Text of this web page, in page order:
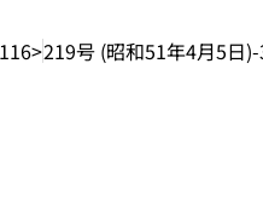
219号 (昭和51年4月5日